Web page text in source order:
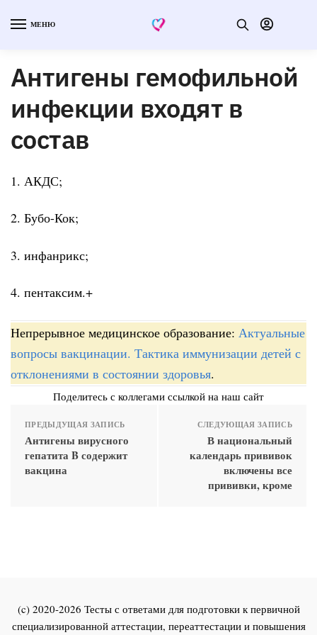
МЕНЮ
Антигены гемофильной
инфекции входят в
состав
1. АКДС;
2. Бубо-Кок;
3. инфанрикс;
4. пентаксим.+
Непрерывное медицинское образование: Актуальные
вопросы вакцинации. Тактика иммунизации детей с
отклонениями в состоянии здоровья.
Поделитесь с коллегами ссылкой на наш сайт
ПРЕДЫДУЩАЯ ЗАПИСЬ
Антигены вирусного
гепатита B содержит
вакцина
СЛЕДУЮЩАЯ ЗАПИСЬ
В национальный
календарь прививок
включены все
прививки, кроме
(c) 2020-2026 Тесты с ответами для подготовки к первичной
специализированной аттестации, переаттестации и повышения